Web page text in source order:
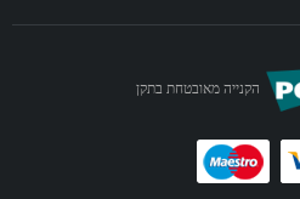
הקנייה מאובטחת בתקן